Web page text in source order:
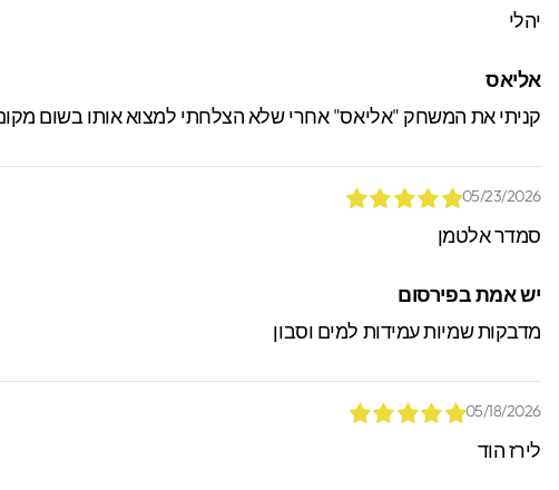
יהלי
אליאס
קניתי את המשחק "אליאס" אחרי שלא הצלחתי למצוא אותו בשום
05/23/2026
סמדר אלטמן
יש אמת בפירסום
מדבקות שמיות עמידות למים וסבון
05/18/2026
לירז הוד